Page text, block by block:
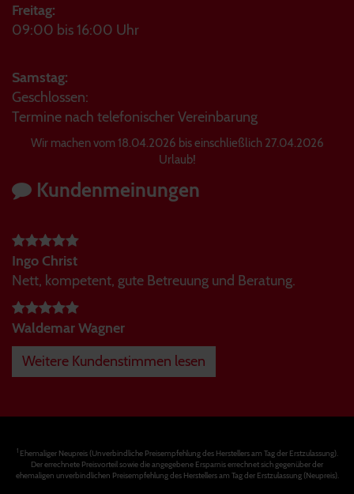
Freitag:
09:00 bis 16:00 Uhr
Samstag:
Geschlossen:
Termine nach telefonischer Vereinbarung
Wir machen vom 18.04.2026 bis einschließlich 27.04.2026
Urlaub!
Kundenmeinungen
Ingo Christ
Nett, kompetent, gute Betreuung und Beratung.
Waldemar Wagner
Weitere Kundenstimmen lesen
1Ehemaliger Neupreis (Unverbindliche Preisempfehlung des Herstellers am Tag der Erstzulassung).
Der errechnete Preisvorteil sowie die angegebene Ersparnis errechnet sich gegenüber der
ehemaligen unverbindlichen Preisempfehlung des Herstellers am Tag der Erstzulassung (Neupreis).